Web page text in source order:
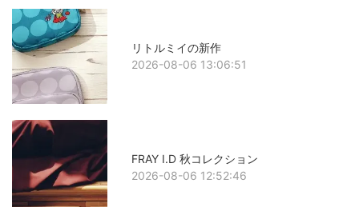
リトルミイの新作
2026-08-06 13:06:51
FRAY I.D 秋コレクション
2026-08-06 12:52:46